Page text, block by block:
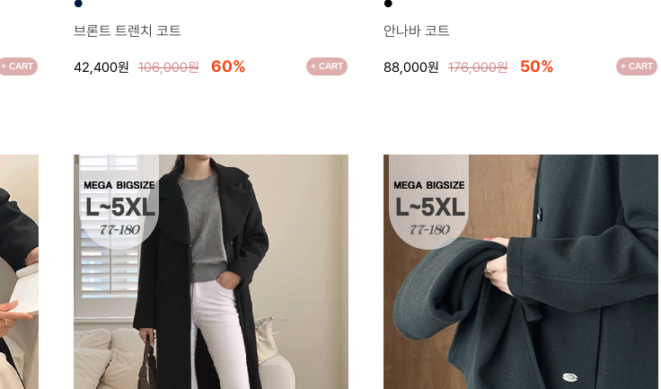
+ CART
●
브론트 트렌치 코트
42,400원 106,000원 60% + CART
●
안나바 코트
88,000원 176,000원 50% + CART